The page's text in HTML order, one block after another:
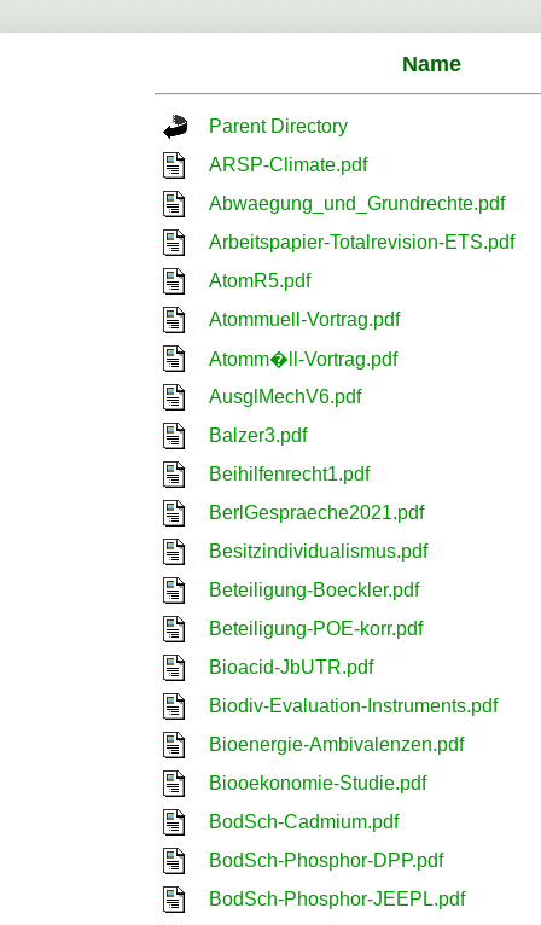
Name
Parent Directory
ARSP-Climate.pdf
Abwaegung_und_Grundrechte.pdf
Arbeitspapier-Totalrevision-ETS.pdf
AtomR5.pdf
Atommuell-Vortrag.pdf
Atomm�ll-Vortrag.pdf
AusglMechV6.pdf
Balzer3.pdf
Beihilfenrecht1.pdf
BerlGespraeche2021.pdf
Besitzindividualismus.pdf
Beteiligung-Boeckler.pdf
Beteiligung-POE-korr.pdf
Bioacid-JbUTR.pdf
Biodiv-Evaluation-Instruments.pdf
Bioenergie-Ambivalenzen.pdf
Biooekonomie-Studie.pdf
BodSch-Cadmium.pdf
BodSch-Phosphor-DPP.pdf
BodSch-Phosphor-JEEPL.pdf